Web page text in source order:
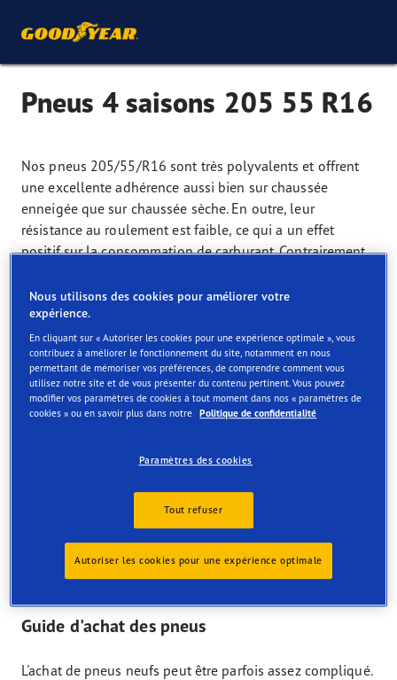
Pneus 4 saisons 205 55 R16
Nos pneus 205/55/R16 sont très polyvalents et offrent
une excellente adhérence aussi bien sur chaussée
enneigée que sur chaussée sèche. En outre, leur
résistance au roulement est faible, ce qui a un effet
positif sur la consommation de carburant. Contrairement
moins d’eau sur chaussée mouillée, réduisant ainsi le
risque d’aquaplaning. Bien qu’ils soient particulièrement
adaptés aux citadines et aux modèles compacts, nos
pneus 205/55/R16 conviennent à de nombreux modèles
de véhicule.
Compatibilité avec le véhicule
Caractéristiques des pneus 4 saisons 205/55/R16
Guide d'achat des pneus
L'achat de pneus neufs peut être parfois assez compliqué.
Nous utilisons des cookies pour améliorer votre
expérience.
En cliquant sur « Autoriser les cookies pour une expérience optimale », vous
contribuez à améliorer le fonctionnement du site, notamment en nous
permettant de mémoriser vos préférences, de comprendre comment vous
utilisez notre site et de vous présenter du contenu pertinent. Vous pouvez
modifier vos paramètres de cookies à tout moment dans nos « paramètres de
cookies » ou en savoir plus dans notre Politique de confidentialité
Paramètres des cookies
Tout refuser
Autoriser les cookies pour une expérience optimale